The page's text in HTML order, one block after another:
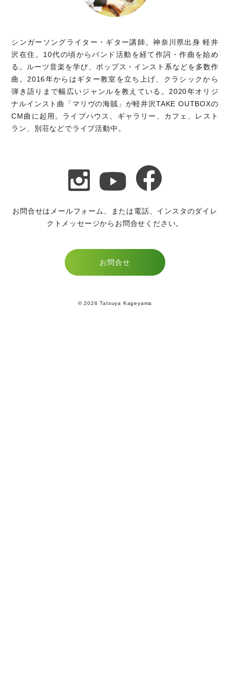
シンガーソングライター・ギター講師。神奈川県出身 軽井
沢在住。10代の頃からバンド活動を経て作詞・作曲を始め
る。ルーツ音楽を学び、ポップス・インスト系などを多数作
曲。2016年からはギター教室を立ち上げ、クラシックから
弾き語りまで幅広いジャンルを教えている。2020年オリジ
ナルインスト曲「マリヴの海賊」が軽井沢TAKE OUTBOXの
CM曲に起用。ライブハウス、ギャラリー、カフェ、レスト
ラン、別荘などでライブ活動中。
お問合せはメールフォーム、または電話、インスタのダイレ
クトメッセージからお問合せください。
お問合せ
© 2026 Tatsuya Kageyama